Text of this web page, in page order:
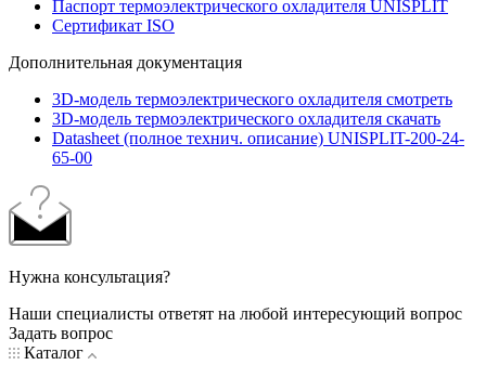
Паспорт термоэлектрического охладителя UNISPLIT
Сертификат ISO
Дополнительная документация
3D-модель термоэлектрического охладителя смотреть
3D-модель термоэлектрического охладителя скачать
Datasheet (полное технич. описание) UNISPLIT-200-24-
65-00
Нужна консультация?
Наши специалисты ответят на любой интересующий вопрос
Задать вопрос
Каталог